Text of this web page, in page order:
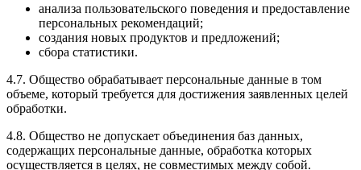
анализа пользовательского поведения и предоставление
персональных рекомендаций;
создания новых продуктов и предложений;
сбора статистики.
4.7. Общество обрабатывает персональные данные в том
объеме, который требуется для достижения заявленных целей
обработки.
4.8. Общество не допускает объединения баз данных,
содержащих персональные данные, обработка которых
осуществляется в целях, не совместимых между собой.